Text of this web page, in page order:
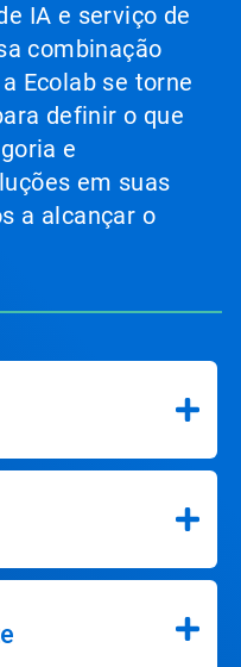
IA e serviço de
combinação
Ecolab se torne
definir o que
e
em suas
a alcançar o